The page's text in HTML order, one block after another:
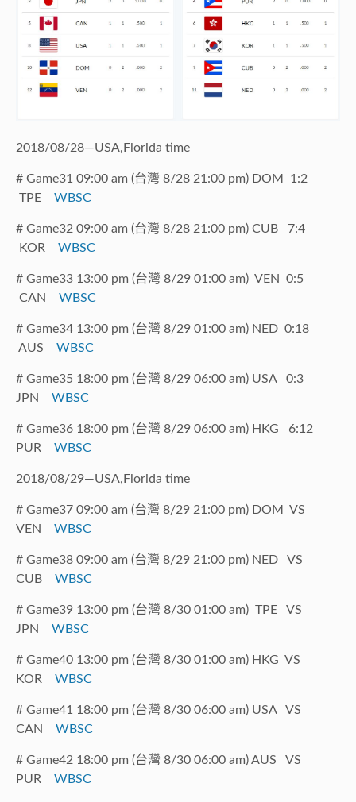
2018/08/28—USA,Florida time
# Game31 09:00 am (台灣 8/28 21:00 pm) DOM 1:2
TPE WBSC
# Game32 09:00 am (台灣 8/28 21:00 pm) CUB 7:4
KOR WBSC
# Game33 13:00 pm (台灣 8/29 01:00 am) VEN 0:5
CAN WBSC
# Game34 13:00 pm (台灣 8/29 01:00 am) NED 0:18
AUS WBSC
# Game35 18:00 pm (台灣 8/29 06:00 am) USA 0:3
JPN WBSC
# Game36 18:00 pm (台灣 8/29 06:00 am) HKG 6:12
PUR WBSC
2018/08/29—USA,Florida time
# Game37 09:00 am (台灣 8/29 21:00 pm) DOM VS
VEN WBSC
# Game38 09:00 am (台灣 8/29 21:00 pm) NED VS
CUB WBSC
# Game39 13:00 pm (台灣 8/30 01:00 am) TPE VS
JPN WBSC
# Game40 13:00 pm (台灣 8/30 01:00 am) HKG VS
KOR WBSC
# Game41 18:00 pm (台灣 8/30 06:00 am) USA VS
CAN WBSC
# Game42 18:00 pm (台灣 8/30 06:00 am) AUS VS
PUR WBSC